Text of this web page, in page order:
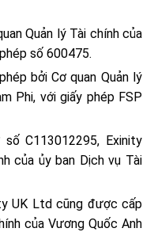
Quản lý Tài chính của
số 600475.
bởi Cơ quan Quản lý
Phi, với giấy phép FSP
C113012295, Exinity
của ủy ban Dịch vụ Tài
UK Ltd cũng được cấp
của Vương Quốc Anh